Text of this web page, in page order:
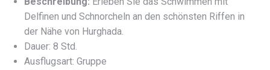
Delfinen und Schnorcheln an den schönsten Riffen in
der Nähe von Hurghada.
Dauer: 8 Std.
Ausflugsart: Gruppe